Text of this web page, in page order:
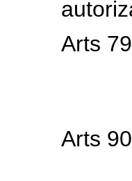
Arts
Arts